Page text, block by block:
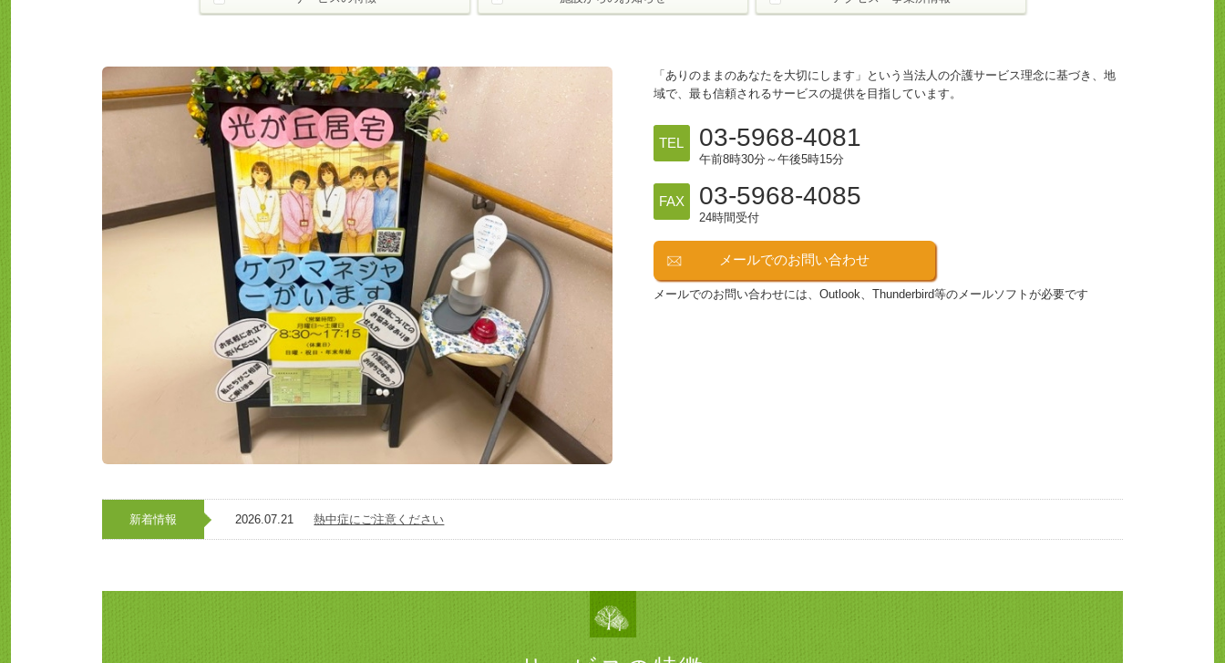
「ありのままのあなたを大切にします」という当法人の介護サービス理念に基づき、地
域で、最も信頼されるサービスの提供を目指しています。
TEL 03-5968-4081
午前8時30分～午後5時15分
FAX 03-5968-4085
24時間受付
メールでのお問い合わせ
メールでのお問い合わせには、Outlook、Thunderbird等のメールソフトが必要です
新着情報 2026.07.21 熱中症にご注意ください